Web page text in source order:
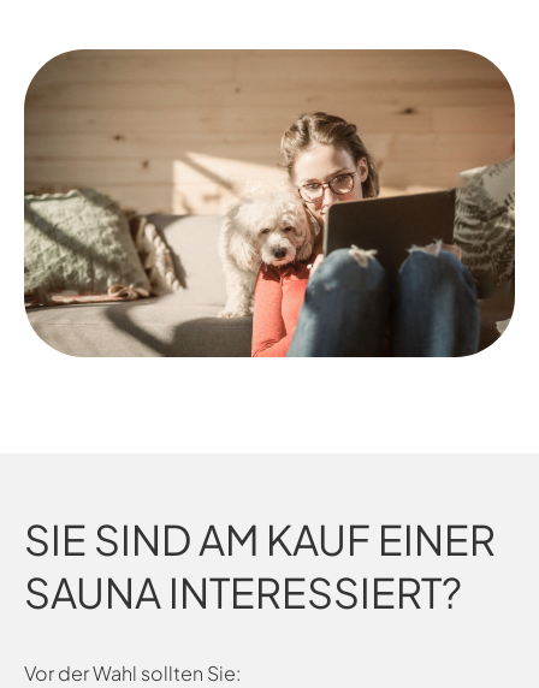
SIE SIND AM KAUF EINER
SAUNA INTERESSIERT?
Vor der Wahl sollten Sie: